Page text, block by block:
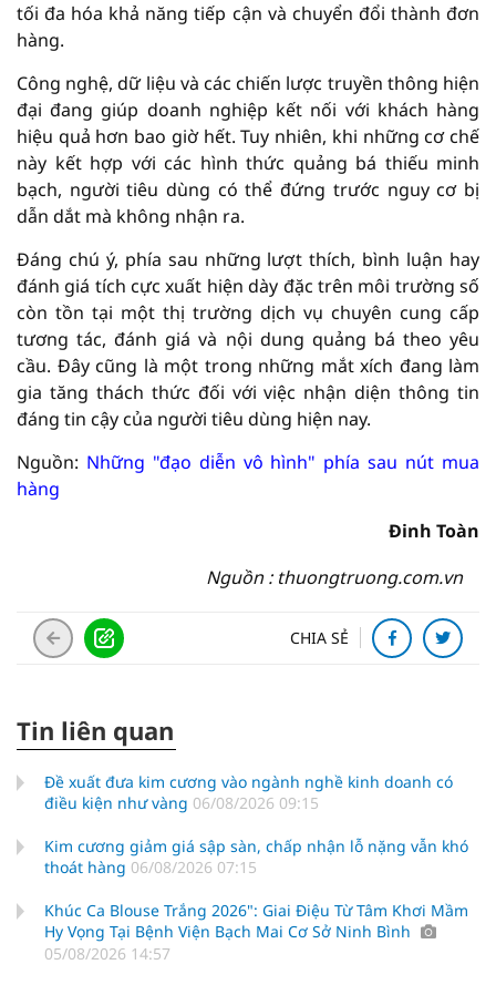
tối đa hóa khả năng tiếp cận và chuyển đổi thành đơn
hàng.
Công nghệ, dữ liệu và các chiến lược truyền thông hiện
đại đang giúp doanh nghiệp kết nối với khách hàng
hiệu quả hơn bao giờ hết. Tuy nhiên, khi những cơ chế
này kết hợp với các hình thức quảng bá thiếu minh
bạch, người tiêu dùng có thể đứng trước nguy cơ bị
dẫn dắt mà không nhận ra.
Đáng chú ý, phía sau những lượt thích, bình luận hay
đánh giá tích cực xuất hiện dày đặc trên môi trường số
còn tồn tại một thị trường dịch vụ chuyên cung cấp
tương tác, đánh giá và nội dung quảng bá theo yêu
cầu. Đây cũng là một trong những mắt xích đang làm
gia tăng thách thức đối với việc nhận diện thông tin
đáng tin cậy của người tiêu dùng hiện nay.
Nguồn: Những "đạo diễn vô hình" phía sau nút mua
hàng
Đinh Toàn
Nguồn : thuongtruong.com.vn
CHIA SẺ
Tin liên quan
Đề xuất đưa kim cương vào ngành nghề kinh doanh có
điều kiện như vàng 06/08/2026 09:15
Kim cương giảm giá sập sàn, chấp nhận lỗ nặng vẫn khó
thoát hàng 06/08/2026 07:15
Khúc Ca Blouse Trắng 2026": Giai Điệu Từ Tâm Khơi Mầm
Hy Vọng Tại Bệnh Viện Bạch Mai Cơ Sở Ninh Bình
05/08/2026 14:57